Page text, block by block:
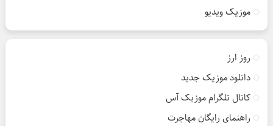
موزیک ویدیو
روز ارز
دانلود موزیک جدید
کانال تلگرام موزیک آس
راهنمای رایگان مهاجرت